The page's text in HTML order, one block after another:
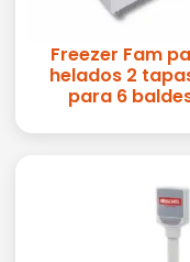
Freezer Fam
helados 2
para 6